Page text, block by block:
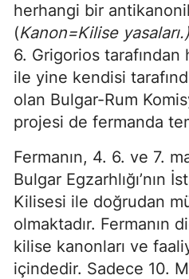
herhangi bir
(Kanon=Kilise
6. Grigorios tarafından
ile yine kendisi
olan Bulgar-Rum
projesi de fermanda
Fermanın, 4. 6. ve 7.
Bulgar Egzarhlığı’nın
Kilisesi ile doğrudan
olmaktadır. Fermanın
kilise kanonları ve
içindedir. Sadece 10.